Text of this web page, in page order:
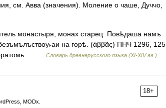
см. Авва (значения). Моление о чаше, Дуччо,
монастыря, монах старец: Повѣдаша намъ
на горѣ. (ἀββᾶς) ПНЧ 1296, 125
братомь… …
Словарь древнерусского языка (XI-XIV вв.)
18+
MODx.